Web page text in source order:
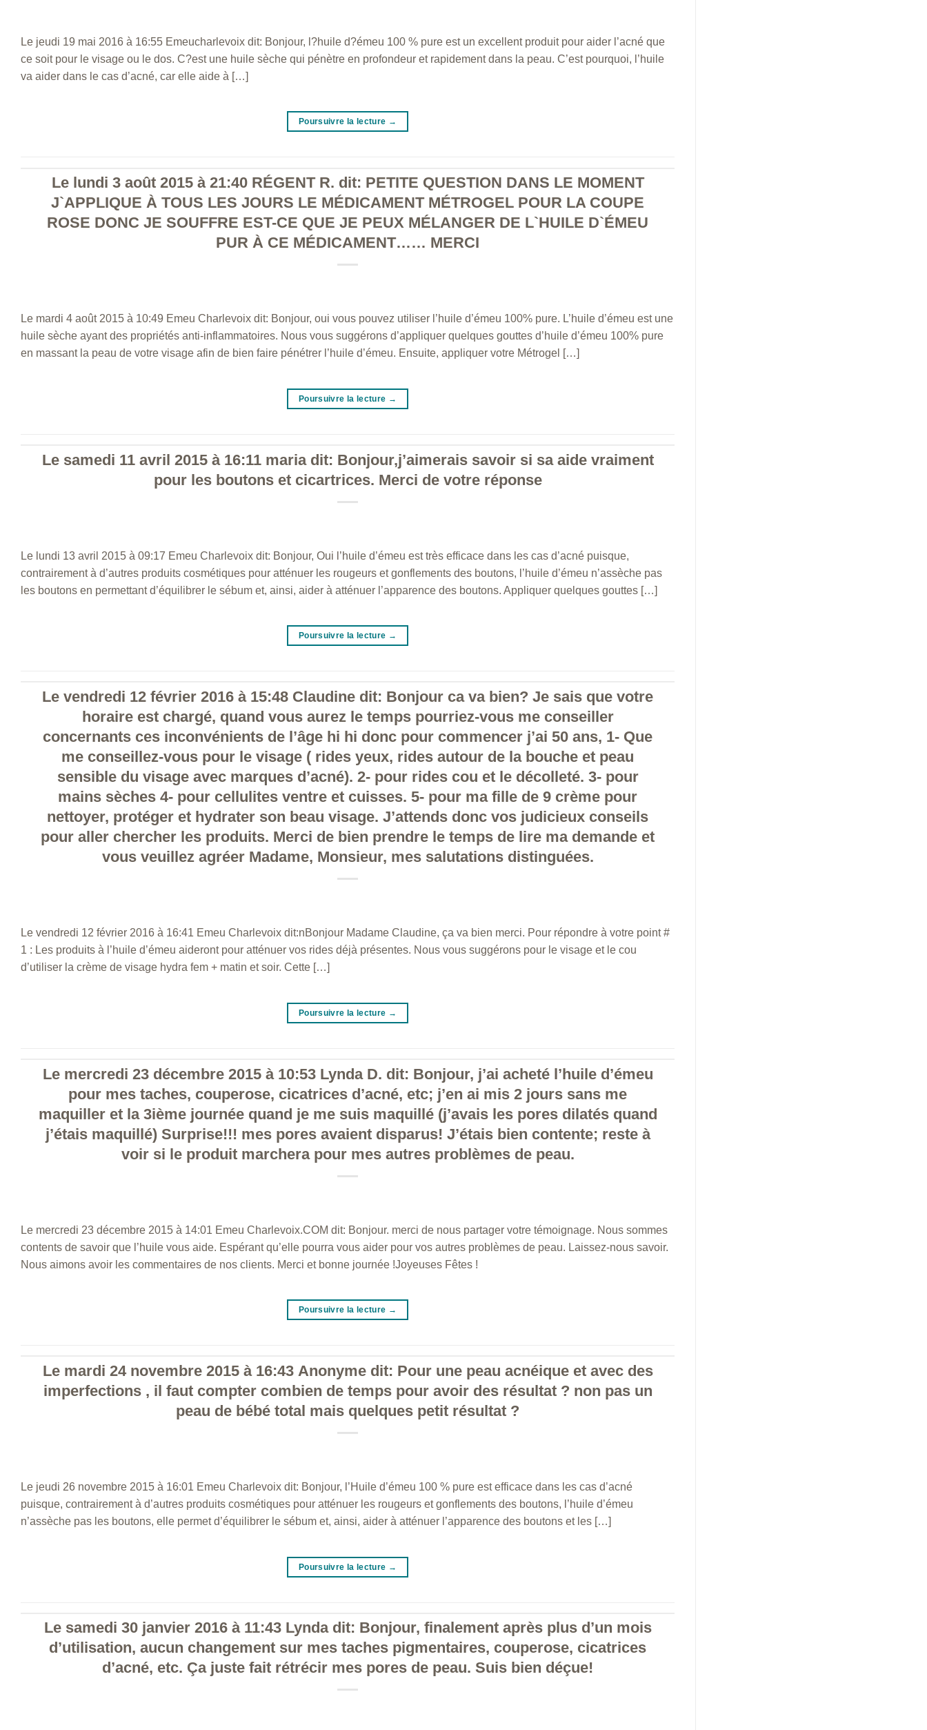
Le jeudi 19 mai 2016 à 16:55 Emeucharlevoix dit: Bonjour, l?huile d?émeu 100 % pure est un excellent produit pour aider l’acné que
ce soit pour le visage ou le dos. C?est une huile sèche qui pénètre en profondeur et rapidement dans la peau. C’est pourquoi, l’huile
va aider dans le cas d’acné, car elle aide à […]
Poursuivre la lecture →
Le lundi 3 août 2015 à 21:40 RÉGENT R. dit: PETITE QUESTION DANS LE MOMENT
J`APPLIQUE À TOUS LES JOURS LE MÉDICAMENT MÉTROGEL POUR LA COUPE
ROSE DONC JE SOUFFRE EST-CE QUE JE PEUX MÉLANGER DE L`HUILE D`ÉMEU
PUR À CE MÉDICAMENT…… MERCI
Le mardi 4 août 2015 à 10:49 Emeu Charlevoix dit: Bonjour, oui vous pouvez utiliser l’huile d’émeu 100% pure. L’huile d’émeu est une
huile sèche ayant des propriétés anti-inflammatoires. Nous vous suggérons d’appliquer quelques gouttes d’huile d’émeu 100% pure
en massant la peau de votre visage afin de bien faire pénétrer l’huile d’émeu. Ensuite, appliquer votre Métrogel […]
Poursuivre la lecture →
Le samedi 11 avril 2015 à 16:11 maria dit: Bonjour,j’aimerais savoir si sa aide vraiment
pour les boutons et cicartrices. Merci de votre réponse
Le lundi 13 avril 2015 à 09:17 Emeu Charlevoix dit: Bonjour, Oui l’huile d’émeu est très efficace dans les cas d’acné puisque,
contrairement à d’autres produits cosmétiques pour atténuer les rougeurs et gonflements des boutons, l’huile d’émeu n’assèche pas
les boutons en permettant d’équilibrer le sébum et, ainsi, aider à atténuer l’apparence des boutons. Appliquer quelques gouttes […]
Poursuivre la lecture →
Le vendredi 12 février 2016 à 15:48 Claudine dit: Bonjour ca va bien? Je sais que votre
horaire est chargé, quand vous aurez le temps pourriez-vous me conseiller
concernants ces inconvénients de l’âge hi hi donc pour commencer j’ai 50 ans, 1- Que
me conseillez-vous pour le visage ( rides yeux, rides autour de la bouche et peau
sensible du visage avec marques d’acné). 2- pour rides cou et le décolleté. 3- pour
mains sèches 4- pour cellulites ventre et cuisses. 5- pour ma fille de 9 crème pour
nettoyer, protéger et hydrater son beau visage. J’attends donc vos judicieux conseils
pour aller chercher les produits. Merci de bien prendre le temps de lire ma demande et
vous veuillez agréer Madame, Monsieur, mes salutations distinguées.
Le vendredi 12 février 2016 à 16:41 Emeu Charlevoix dit:nBonjour Madame Claudine, ça va bien merci. Pour répondre à votre point #
1 : Les produits à l’huile d’émeu aideront pour atténuer vos rides déjà présentes. Nous vous suggérons pour le visage et le cou
d’utiliser la crème de visage hydra fem + matin et soir. Cette […]
Poursuivre la lecture →
Le mercredi 23 décembre 2015 à 10:53 Lynda D. dit: Bonjour, j’ai acheté l’huile d’émeu
pour mes taches, couperose, cicatrices d’acné, etc; j’en ai mis 2 jours sans me
maquiller et la 3ième journée quand je me suis maquillé (j’avais les pores dilatés quand
j’étais maquillé) Surprise!!! mes pores avaient disparus! J’étais bien contente; reste à
voir si le produit marchera pour mes autres problèmes de peau.
Le mercredi 23 décembre 2015 à 14:01 Emeu Charlevoix.COM dit: Bonjour. merci de nous partager votre témoignage. Nous sommes
contents de savoir que l’huile vous aide. Espérant qu’elle pourra vous aider pour vos autres problèmes de peau. Laissez-nous savoir.
Nous aimons avoir les commentaires de nos clients. Merci et bonne journée !Joyeuses Fêtes !
Poursuivre la lecture →
Le mardi 24 novembre 2015 à 16:43 Anonyme dit: Pour une peau acnéique et avec des
imperfections , il faut compter combien de temps pour avoir des résultat ? non pas un
peau de bébé total mais quelques petit résultat ?
Le jeudi 26 novembre 2015 à 16:01 Emeu Charlevoix dit: Bonjour, l’Huile d’émeu 100 % pure est efficace dans les cas d’acné
puisque, contrairement à d’autres produits cosmétiques pour atténuer les rougeurs et gonflements des boutons, l’huile d’émeu
n’assèche pas les boutons, elle permet d’équilibrer le sébum et, ainsi, aider à atténuer l’apparence des boutons et les […]
Poursuivre la lecture →
Le samedi 30 janvier 2016 à 11:43 Lynda dit: Bonjour, finalement après plus d’un mois
d’utilisation, aucun changement sur mes taches pigmentaires, couperose, cicatrices
d’acné, etc. Ça juste fait rétrécir mes pores de peau. Suis bien déçue!